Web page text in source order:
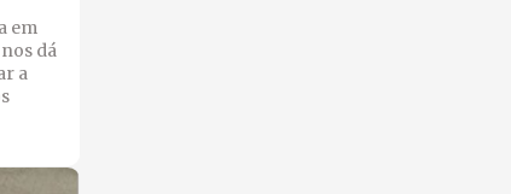
em
dá
a